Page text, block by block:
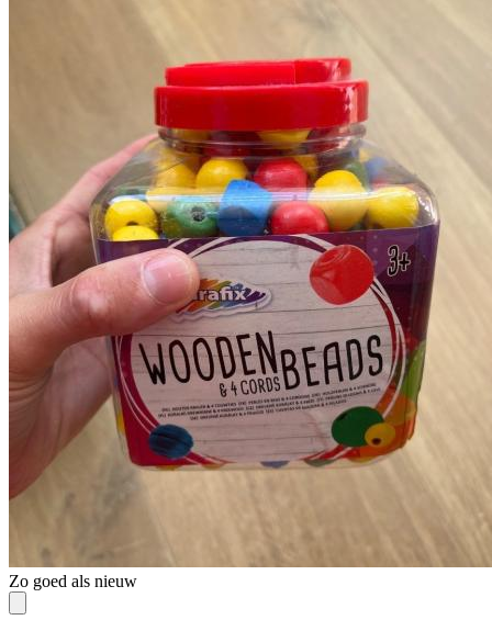
Zo goed als nieuw